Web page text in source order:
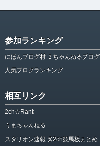
参加ランキング
にほんブログ村 ２ちゃんねるブログ
人気ブログランキング
相互リンク
2ch☆Rank
うまちゃんねる
スタリオン速報 @2ch競馬板まとめ